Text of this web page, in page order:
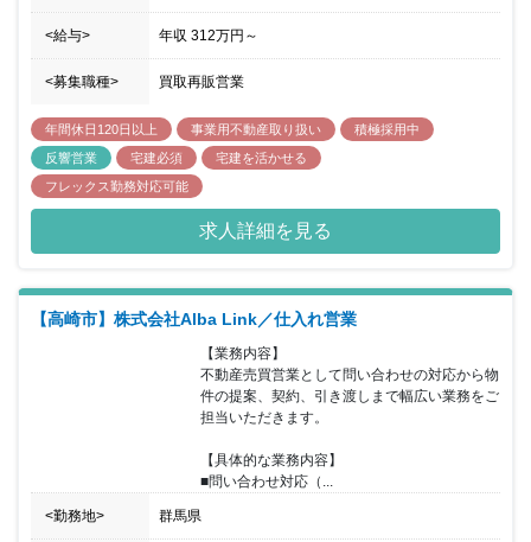
<給与> 年収 312万円 ～
<募集職種> 買取再販営業
年間休日120日以上 事業用不動産取り扱い
積極採用中
反響営業
宅建必須
宅建を活かせる
フレックス勤務対応可能
求人詳細を見る
【高崎市】株式会社Alba Link／仕入れ営業
【業務内容】
不動産売買営業として問い合わせの対応から物
件の提案、契約、引き渡しまで幅広い業務をご
担当いただきます。
【具体的な業務内容】
■問い合わせ対応（...
<勤務地> 群馬県